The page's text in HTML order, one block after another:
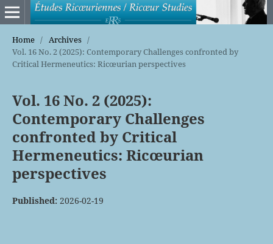
Home / Archives /
Vol. 16 No. 2 (2025): Contemporary Challenges confronted by
Critical Hermeneutics: Ricœurian perspectives
Vol. 16 No. 2 (2025):
Contemporary Challenges
confronted by Critical
Hermeneutics: Ricœurian
perspectives
Published: 2026-02-19